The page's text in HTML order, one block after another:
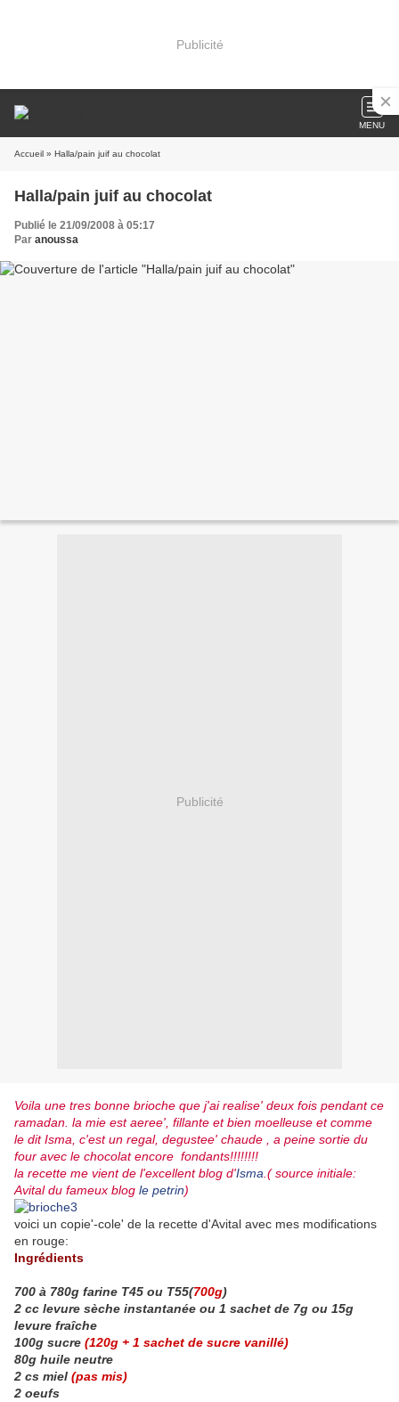
Publicité
MENU
Accueil » Halla/pain juif au chocolat
Halla/pain juif au chocolat
Publié le 21/09/2008 à 05:17
Par anoussa
Publicité
Voila une tres bonne brioche que j'ai realise' deux fois pendant ce
ramadan. la mie est aeree', fillante et bien moelleuse et comme
le dit Isma, c'est un regal, degustee' chaude , a peine sortie du
four avec le chocolat encore fondants!!!!!!!!
la recette me vient de l'excellent blog d'Isma .( source initiale:
Avital du fameux blog le petrin)
voici un copie'-cole' de la recette d'Avital avec mes modifications
en rouge:
Ingrédients
700 à 780g farine T45 ou T55(700g)
2 cc levure sèche instantanée ou 1 sachet de 7g ou 15g
levure fraîche
100g sucre (120g + 1 sachet de sucre vanillé)
80g huile neutre
2 cs miel (pas mis)
2 oeufs